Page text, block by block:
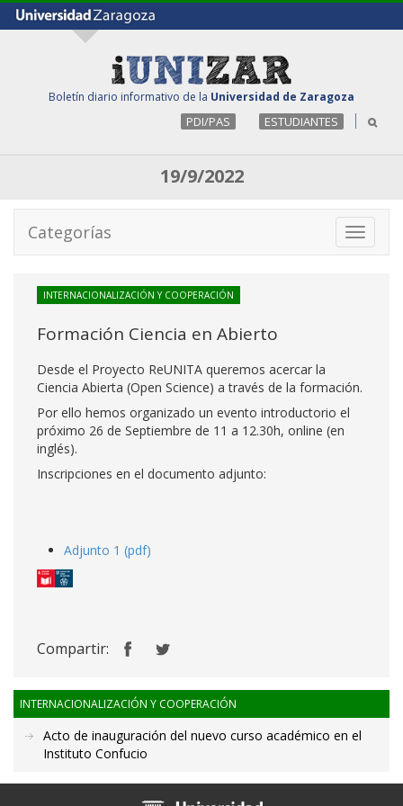
Boletín diario informativo de la Universidad de Zaragoza
PDI/PAS ESTUDIANTES
19/9/2022
Toggle
Categorías
INTERNACIONALIZACIÓN Y COOPERACIÓN
Formación Ciencia en Abierto
Desde el Proyecto ReUNITA queremos acercar la
Ciencia Abierta (Open Science) a través de la formación.
Por ello hemos organizado un evento introductorio el
próximo 26 de Septiembre de 11 a 12.30h, online (en
inglés).
Inscripciones en el documento adjunto:
Adjunto 1 (pdf)
Compartir:
INTERNACIONALIZACIÓN Y COOPERACIÓN
Acto de inauguración del nuevo curso académico en el
Instituto Confucio